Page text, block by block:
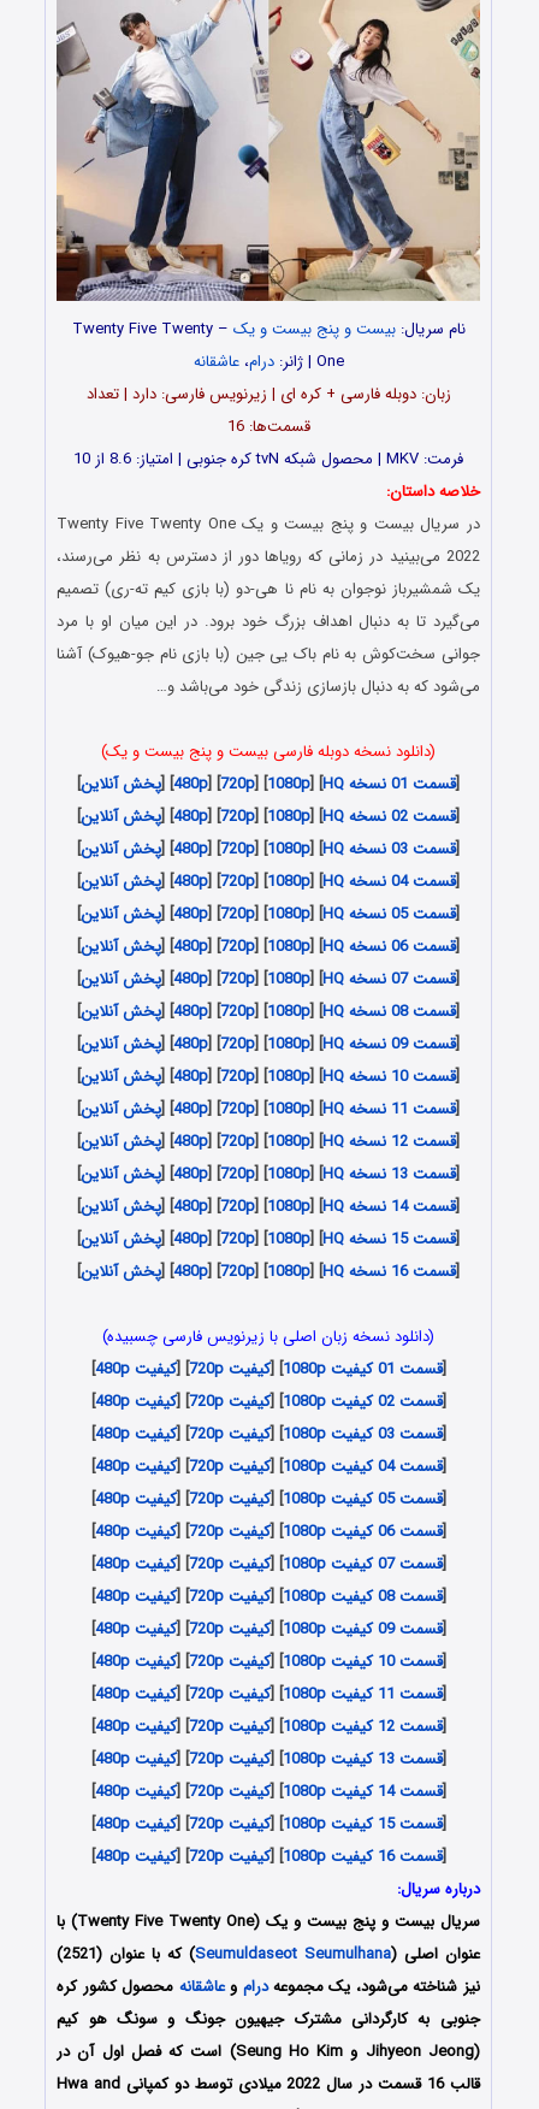
نام سریال:بیست و پنج بیست و یک
– Twenty Five Twenty
One | ژانر:
درام،عاشقانه
زبان: دوبله فارسی + کره‌ ای | زیرنویس فارسی: دارد | تعداد
قسمت‌‌‌ها: 16
فرمت: MKV | محصول شبکه tvN کره جنوبی | امتیاز: 8.6 از 10
خلاصه داستان:
در سریال بیست و پنج بیست و یک Twenty Five Twenty One
2022 می‌بینید در زمانی که رویاها دور از دسترس به نظر می‌رسند،
یک شمشیرباز نوجوان به نام نا هی-دو (با بازی کیم ته-ری) تصمیم
می‌گیرد تا به دنبال اهداف بزرگ خود برود. در این میان او با مرد
جوانی سخت‌کوش به نام باک یی جین (با بازی نام جو-هیوک) آشنا
می‌شود که به دنبال بازسازی زندگی خود می‌باشد و…
(دانلود نسخه دوبله فارسی بیست و پنج بیست و یک)
[قسمت 01 نسخه HQ ] [
1080p
] [
720p
] [
480p
] [پخش آنلاین]
[قسمت 02 نسخه HQ ] [
1080p
] [
720p
] [
480p
] [پخش آنلاین]
[قسمت 03 نسخه HQ ] [
1080p
] [
720p
] [
480p
] [پخش آنلاین]
[قسمت 04 نسخه HQ ] [
1080p
] [
720p
] [
480p
] [پخش آنلاین]
[قسمت 05 نسخه HQ ] [
1080p
] [
720p
] [
480p
] [پخش آنلاین]
[قسمت 06 نسخه HQ ] [
1080p
] [
720p
] [
480p
] [پخش آنلاین]
[قسمت 07 نسخه HQ ] [
1080p
] [
720p
] [
480p
] [پخش آنلاین]
[قسمت 08 نسخه HQ ] [
1080p
] [
720p
] [
480p
] [پخش آنلاین]
[قسمت 09 نسخه HQ ] [
1080p
] [
720p
] [
480p
] [پخش آنلاین]
[قسمت 10 نسخه HQ ] [
1080p
] [
720p
] [
480p
] [پخش آنلاین]
[قسمت 11 نسخه HQ ] [
1080p
] [
720p
] [
480p
] [پخش آنلاین]
[قسمت 12 نسخه HQ ] [
1080p
] [
720p
] [
480p
] [پخش آنلاین]
[قسمت 13 نسخه HQ ] [
1080p
] [
720p
] [
480p
] [پخش آنلاین]
[قسمت 14 نسخه HQ ] [
1080p
] [
720p
] [
480p
] [پخش آنلاین]
[قسمت 15 نسخه HQ ] [
1080p
] [
720p
] [
480p
] [پخش آنلاین]
[قسمت 16 نسخه HQ ] [
1080p
] [
720p
] [
480p
] [پخش آنلاین]
(دانلود نسخه زبان اصلی با زیرنویس فارسی چسبیده)
[قسمت 01 کیفیت 1080p ] [کیفیت 720p ] [کیفیت 480p
]
[قسمت 02 کیفیت 1080p ] [کیفیت 720p ] [کیفیت 480p
]
[قسمت 03 کیفیت 1080p ] [کیفیت 720p ] [کیفیت 480p
]
[قسمت 04 کیفیت 1080p ] [کیفیت 720p ] [کیفیت 480p
]
[قسمت 05 کیفیت 1080p ] [کیفیت 720p ] [کیفیت 480p
]
[قسمت 06 کیفیت 1080p ] [کیفیت 720p ] [کیفیت 480p
]
[قسمت 07 کیفیت 1080p ] [کیفیت 720p ] [کیفیت 480p
]
[قسمت 08 کیفیت 1080p ] [کیفیت 720p ] [کیفیت 480p
]
[قسمت 09 کیفیت 1080p ] [کیفیت 720p ] [کیفیت 480p
]
[قسمت 10 کیفیت 1080p ] [کیفیت 720p ] [کیفیت 480p
]
[قسمت 11 کیفیت 1080p ] [کیفیت 720p ] [کیفیت 480p
]
[قسمت 12 کیفیت 1080p ] [کیفیت 720p ] [کیفیت 480p
]
[قسمت 13 کیفیت 1080p ] [کیفیت 720p ] [کیفیت 480p
]
[قسمت 14 کیفیت 1080p ] [کیفیت 720p ] [کیفیت 480p
]
[قسمت 15 کیفیت 1080p ] [کیفیت 720p ] [کیفیت 480p
]
[قسمت 16 کیفیت 1080p ] [کیفیت 720p ] [کیفیت 480p
]
درباره سریال:
سریال بیست و پنج بیست و یک (Twenty Five Twenty One) با
عنوان اصلی (Seumuldaseot Seumulhana
) که با عنوان (2521)
نیز شناخته می‌شود، یک مجموعهدرام وعاشقانه محصول کشور کره
جنوبی به کارگردانیمشترک جیهیون جونگ و سونگ هو کیم
(Jihyeon Jeong و Seung Ho Kim)
است که فصل اول آن در
قالب 16 قسمت در سال 2022 میلادی توسط دو کمپانی Hwa and